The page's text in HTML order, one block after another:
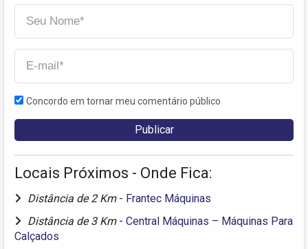
Concordo em tornar meu comentário público
Locais Próximos - Onde Fica:
Distância de 2 Km - Frantec Máquinas
Distância de 3 Km - Central Máquinas – Máquinas Para
Calçados